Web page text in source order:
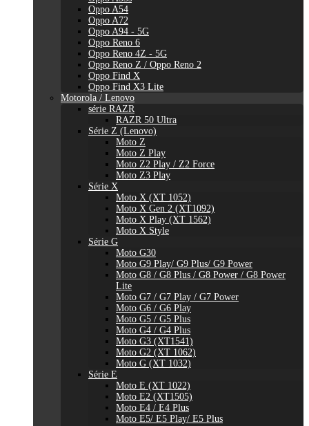
Oppo A54
Oppo A72
Oppo A94 - 5G
Oppo Reno 6
Oppo Reno 4Z - 5G
Oppo Reno Z / Oppo Reno 2
Oppo Find X
Oppo Find X3 Lite
Motorola / Lenovo
série RAZR
RAZR 50 Ultra
Série Z (Lenovo)
Moto Z
Moto Z Play
Moto Z2 Play / Z2 Force
Moto Z3 Play
Série X
Moto X (XT 1052)
Moto X Gen 2 (XT1092)
Moto X Play (XT 1562)
Moto X Style
Série G
Moto G30
Moto G9 Play/ G9 Plus/ G9 Power
Moto G8 / G8 Plus / G8 Power / G8 Power
Lite
Moto G7 / G7 Play / G7 Power
Moto G6 / G6 Play
Moto G5 / G5 Plus
Moto G4 / G4 Plus
Moto G3 (XT1541)
Moto G2 (XT 1062)
Moto G (XT 1032)
Série E
Moto E (XT 1022)
Moto E2 (XT1505)
Moto E4 / E4 Plus
Moto E5/ E5 Play/ E5 Plus